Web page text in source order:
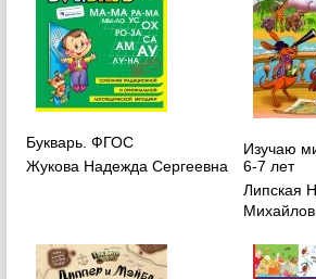
Букварь. ФГОС
Жукова Надежда Сергеевна
Изучаю
6-7 лет
Липская